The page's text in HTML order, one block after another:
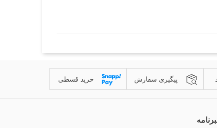
پیگیری سفارش خرید قسطی